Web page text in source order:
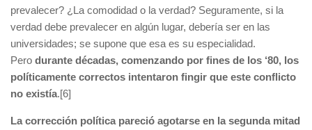
prevalecer? ¿La comodidad o la verdad? Seguramente, si la
verdad debe prevalecer en algún lugar, debería ser en las
universidades; se supone que esa es su especialidad.
Pero durante décadas, comenzando por fines de los ‘80, los
políticamente correctos intentaron fingir que este conflicto
no existía.[6]
La corrección política pareció agotarse en la segunda mitad